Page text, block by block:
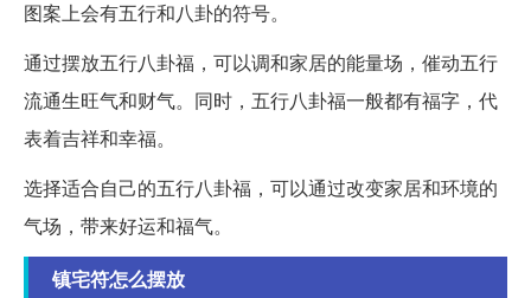
图案上会有五行和八卦的符号。
通过摆放五行八卦福，可以调和家居的能量场，催动五行
流通生旺气和财气。同时，五行八卦福一般都有福字，代
表着吉祥和幸福。
选择适合自己的五行八卦福，可以通过改变家居和环境的
气场，带来好运和福气。
镇宅符怎么摆放